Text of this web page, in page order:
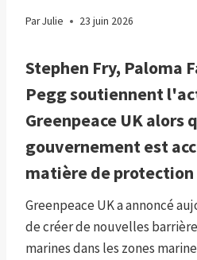
ParJulie 23 juin 2026
Stephen Fry, Paloma
Pegg soutiennent
Greenpeace UK alors
gouvernement est
matière de protection
Greenpeace UK a annoncé
de créer de nouvelles
marines dans les zones